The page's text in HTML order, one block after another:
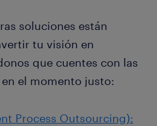
soluciones están
tu visión en
que cuentes con las
el momento justo:
Process Outsourcing):